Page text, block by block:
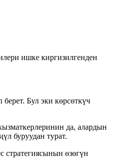
ишке киргизилгенден
Бул эки көрсөткүч
да, алардын
буруудан турат.
стратегиясынын өзөгүн